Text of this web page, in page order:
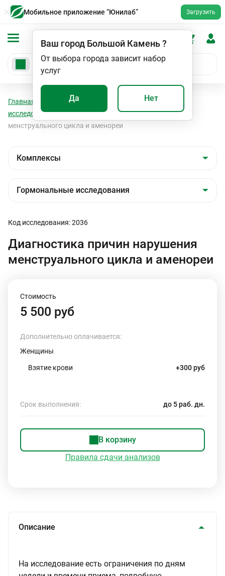
Мобильное приложение “Юнилаб” Загрузить
Ваш город Большой Камень?
От выбора города зависит набор
услуг
Да Нет
Главная Анализы
Гормональные
исследования
Диагностика причин нарушения
менструального цикла и аменореи
Код исследования: 2036
Диагностика причин нарушения
менструального цикла и аменореи
Стоимость
5 500 руб
Дополнительно оплачивается:
Женщины
Взятие крови +300 руб
Срок выполнения: до 5 раб. дн.
В корзину
Правила сдачи анализов
Описание
На исследование есть ограничения по дням